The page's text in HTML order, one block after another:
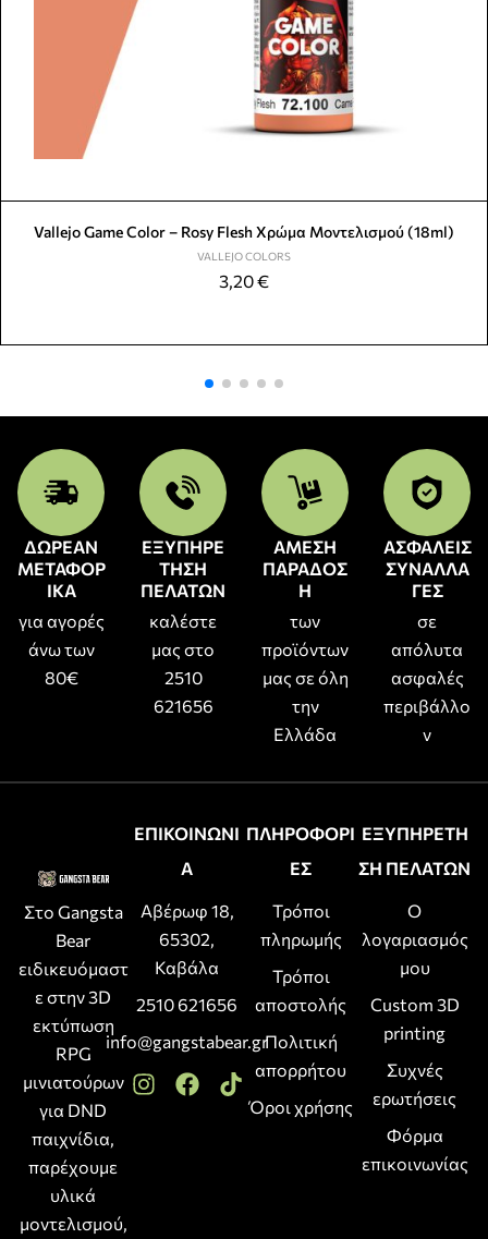
Vallejo Game Color – Rosy Flesh Χρώμα Μοντελισμού (18ml)
VALLEJO COLORS
3,20€
ΔΩΡΕΑΝ
ΜΕΤΑΦΟΡ
ΙΚΑ
για αγορές
άνω των
80€
ΕΞΥΠΗΡΕ
ΤΗΣΗ
ΠΕΛΑΤΩΝ
καλέστε
μας στο
2510
621656
ΑΜΕΣΗ
ΠΑΡΑΔΟΣ
Η
των
προϊόντων
μας σε όλη
την
Ελλάδα
ΑΣΦΑΛΕΙΣ
ΣΥΝΑΛΛΑ
ΓΕΣ
σε
απόλυτα
ασφαλές
περιβάλλο
ν
Στο Gangsta
Bear
ειδικευόμαστ
ε στην 3D
εκτύπωση
RPG
μινιατούρων
για DND
παιχνίδια,
παρέχουμε
υλικά
μοντελισμού,
ΕΠΙΚΟΙΝΩΝΙ
Α
Αβέρωφ 18,
65302,
Καβάλα
2510 621656
info@gangstabear.gr
ΠΛΗΡΟΦΟΡΙ
ΕΣ
Τρόποι
πληρωμής
Τρόποι
αποστολής
Πολιτική
απορρήτου
Όροι χρήσης
ΕΞΥΠΗΡΕΤΗ
ΣΗ ΠΕΛΑΤΩΝ
Ο
λογαριασμός
μου
Custom 3D
printing
Συχνές
ερωτήσεις
Φόρμα
επικοινωνίας